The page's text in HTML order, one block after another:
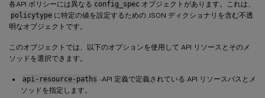
各API ポリシーには異なる config_spec オブジェクトがあります。これは、
policytype に特定の値を設定するための JSON ディクショナリを含む不透
明なオブジェクトです。
このオブジェクトでは、以下のオプションを使用して API リソースとそのメ
ソッドを選択できます。
api-resource-paths -API 定義で定義されている API リソースパスとメ
ソッドを指定します。